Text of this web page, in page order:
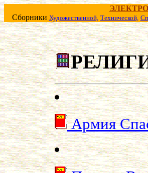
Сборники Художественной, Технической,
Аpмия